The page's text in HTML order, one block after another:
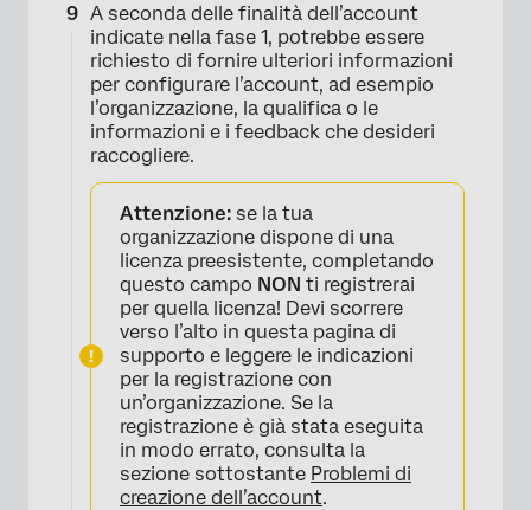
×
A seconda delle finalità dell’account
indicate nella fase 1, potrebbe essere
richiesto di fornire ulteriori informazioni
per configurare l’account, ad esempio
l’organizzazione, la qualifica o le
informazioni e i feedback che desideri
raccogliere.
Attenzione: se la tua
organizzazione dispone di una
licenza preesistente, completando
questo campo NON ti registrerai
per quella licenza! Devi scorrere
verso l’alto in questa pagina di
supporto e leggere le indicazioni
per la registrazione con
un’organizzazione. Se la
registrazione è già stata eseguita
in modo errato, consulta la
sezione sottostante Problemi di
creazione dell’account.